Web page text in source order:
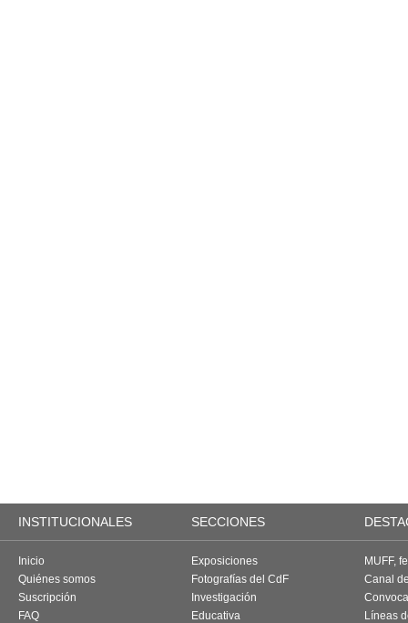
INSTITUCIONALES SECCIONES
Inicio
Quiénes somos
Suscripción
FAQ
Exposiciones
Fotografías del CdF
Investigación
Educativa
MUFF,
Canal
Líneas